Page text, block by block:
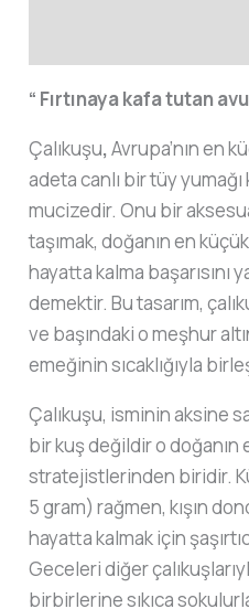
“ Fırtınaya kafa tutan
Çalıkuşu, Avrupa’nın en
adeta canlı bir tüy
mucizedir. Onu bir
taşımak, doğanın en
hayatta kalma başarısını
demektir. Bu tasarım,
ve başındaki o meşhur
emeğinin sıcaklığıyla
Çalıkuşu, isminin aksine
bir kuş değildir o doğanın
stratejistlerinden biridir.
5 gram) rağmen, kışın
hayatta kalmak için
Geceleri diğer
birbirlerine sıkıca